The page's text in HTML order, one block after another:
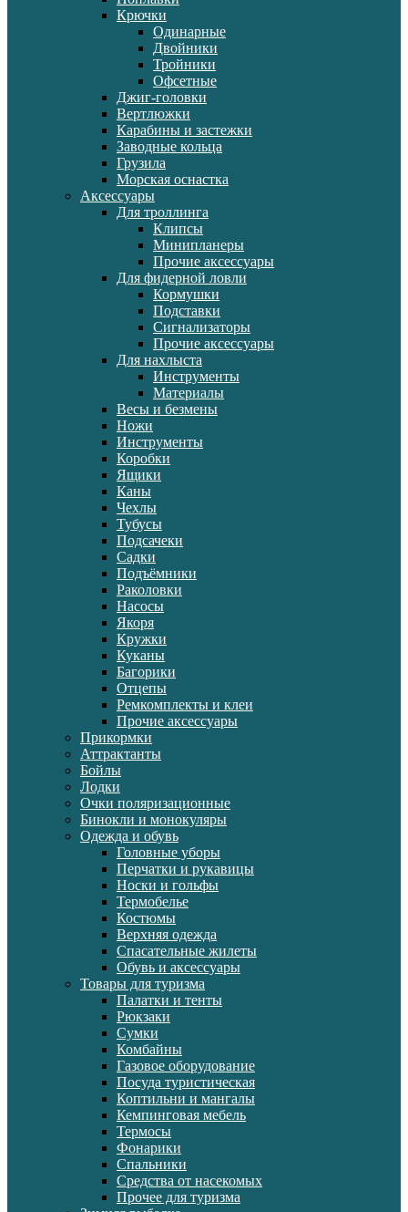
Крючки
Одинарные
Двойники
Тройники
Офсетные
Джиг-головки
Вертлюжки
Карабины и застежки
Заводные кольца
Грузила
Морская оснастка
Аксессуары
Для троллинга
Клипсы
Минипланеры
Прочие аксессуары
Для фидерной ловли
Кормушки
Подставки
Сигнализаторы
Прочие аксессуары
Для нахлыста
Инструменты
Материалы
Весы и безмены
Ножи
Инструменты
Коробки
Ящики
Каны
Чехлы
Тубусы
Подсачеки
Садки
Подъёмники
Раколовки
Насосы
Якоря
Кружки
Куканы
Багорики
Отцепы
Ремкомплекты и клеи
Прочие аксессуары
Прикормки
Аттрактанты
Бойлы
Лодки
Очки поляризационные
Бинокли и монокуляры
Одежда и обувь
Головные уборы
Перчатки и рукавицы
Носки и гольфы
Термобелье
Костюмы
Верхняя одежда
Спасательные жилеты
Обувь и аксессуары
Товары для туризма
Палатки и тенты
Рюкзаки
Сумки
Комбайны
Газовое оборудование
Посуда туристическая
Коптильни и мангалы
Кемпинговая мебель
Термосы
Фонарики
Спальники
Средства от насекомых
Прочее для туризма